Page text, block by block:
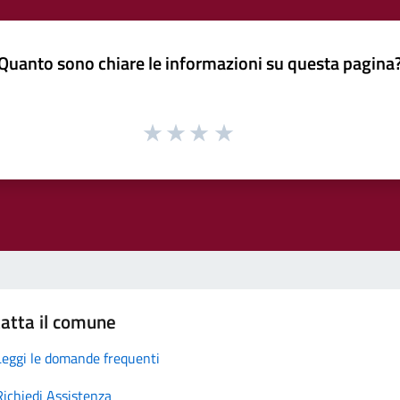
sono chiare le informazioni su questa
il comune
le domande frequenti
Assistenza